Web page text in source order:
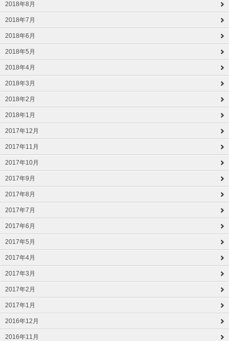
2018年8月
2018年7月
2018年6月
2018年5月
2018年4月
2018年3月
2018年2月
2018年1月
2017年12月
2017年11月
2017年10月
2017年9月
2017年8月
2017年7月
2017年6月
2017年5月
2017年4月
2017年3月
2017年2月
2017年1月
2016年12月
2016年11月